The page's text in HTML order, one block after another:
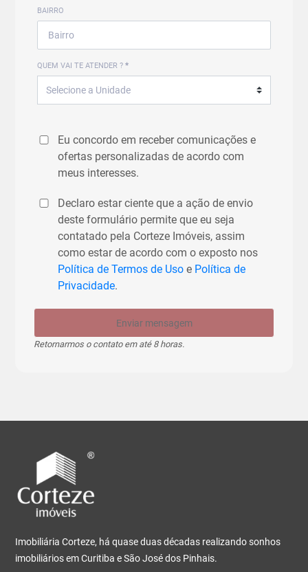
BAIRRO
QUEM VAI TE ATENDER ?*
Eu concordo em receber comunicações e
ofertas personalizadas de acordo com
meus interesses.
Declaro estar ciente que a ação de envio
deste formulário permite que eu seja
contatado pela Corteze Imóveis, assim
como estar de acordo com o exposto nos
Política de Termos de Uso e Política de
Privacidade.
Enviar mensagem
Retornarmos o contato em até 8 horas.
Imobiliária Corteze, há quase duas décadas realizando sonhos
imobiliários em Curitiba e São José dos Pinhais.